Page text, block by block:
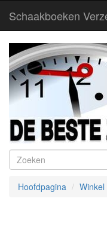
Schaakboeken
Hoofdpagina Winkel